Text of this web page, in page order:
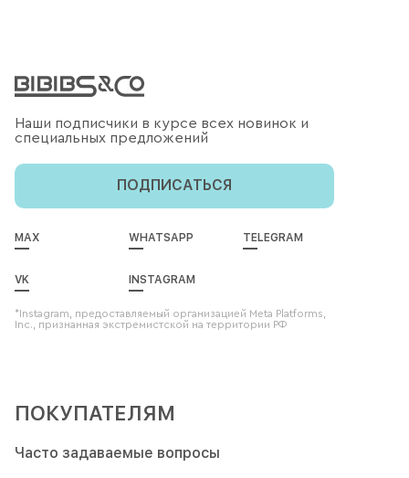
Наши подписчики в курсе всех новинок и
специальных предложений
ПОДПИСАТЬСЯ
MAX WHATSAPP TELEGRAM
VK INSTAGRAM
*Instagram, предоставляемый организацией Meta Platforms,
Inc., признанная экстремистской на территории РФ
ПОКУПАТЕЛЯМ
Часто задаваемые вопросы